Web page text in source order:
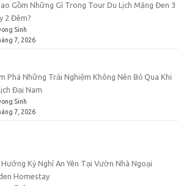
Gồm Những Gì Trong Tour Du Lịch Măng Đen 3
2 Đêm?
Sinh
7, 2026
Phá Những Trải Nghiệm Không Nên Bỏ Qua Khi
Đại Nam
Sinh
7, 2026
Kỳ Nghỉ An Yên Tại Vườn Nhà Ngoại
Homestay